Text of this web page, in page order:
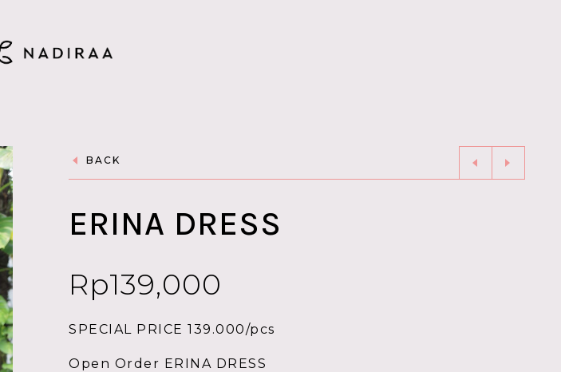
BACK
ERINA DRESS
Rp139,000
SPECIAL PRICE 139.000/pcs
Open Order ERINA DRESS